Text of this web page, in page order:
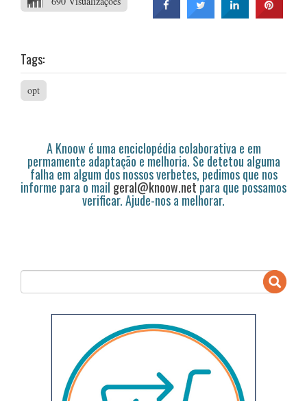
Tags:
opt
A Knoow é uma enciclopédia colaborativa e em
permamente adaptação e melhoria. Se detetou alguma
falha em algum dos nossos verbetes, pedimos que nos
informe para o mail geral@knoow.netpara que possamos
verificar. Ajude-nos a melhorar.